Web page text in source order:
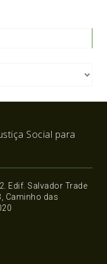
Social para
Edif. Salvador Trade
Caminho das